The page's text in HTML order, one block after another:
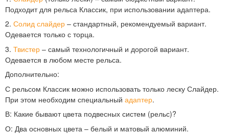
Подходит для рельса Классик, при использовании адаптера.
2. Солид слайдер – стандартный, рекомендуемый вариант.
Одевается только с торца.
3. Твистер – самый технологичный и дорогой вариант.
Одевается в любом месте рельса.
Дополнительно:
С рельсом Классик можно использовать только леску Слайдер.
При этом необходим специальный адаптер.
В: Какие бывают цвета подвесных систем (рельс)?
О: Два основных цвета – белый и матовый алюминий.